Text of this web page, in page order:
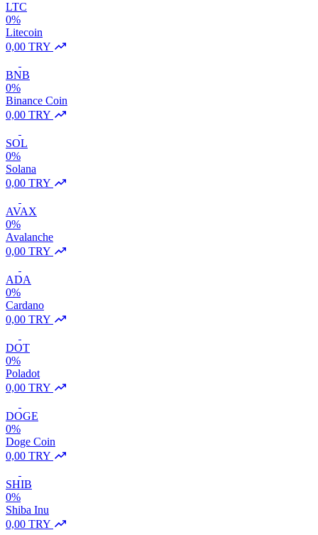
LTC
0%
Litecoin
0,00 TRY
BNB
0%
Binance Coin
0,00 TRY
SOL
0%
Solana
0,00 TRY
AVAX
0%
Avalanche
0,00 TRY
ADA
0%
Cardano
0,00 TRY
DOT
0%
Poladot
0,00 TRY
DOGE
0%
Doge Coin
0,00 TRY
SHIB
0%
Shiba Inu
0,00 TRY